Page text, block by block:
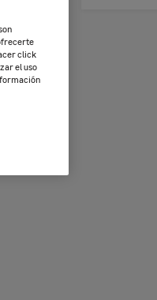
click
el uso